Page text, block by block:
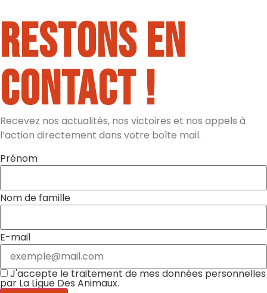
Restons en
contact !
Recevez nos actualités, nos victoires et nos appels à
l’action directement dans votre boîte mail.
Prénom
Nom de famille
E-mail
J'accepte le traitement de mes données personnelles
par La Ligue Des Animaux.